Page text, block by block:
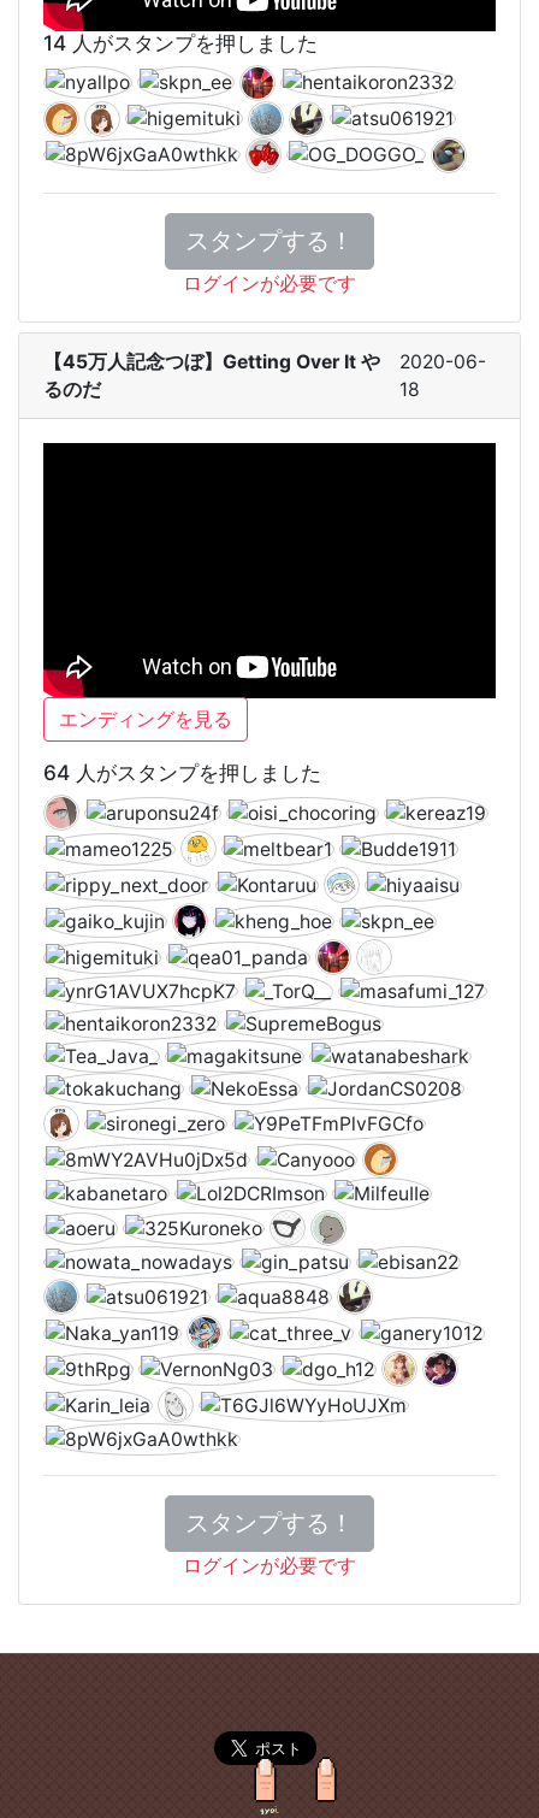
14 人がスタンプを押しました
スタンプする！
ログインが必要です
【45万人記念つぼ】Getting Over It や
るのだ
2020-06-
18
エンディングを見る
64 人がスタンプを押しました
スタンプする！
ログインが必要です